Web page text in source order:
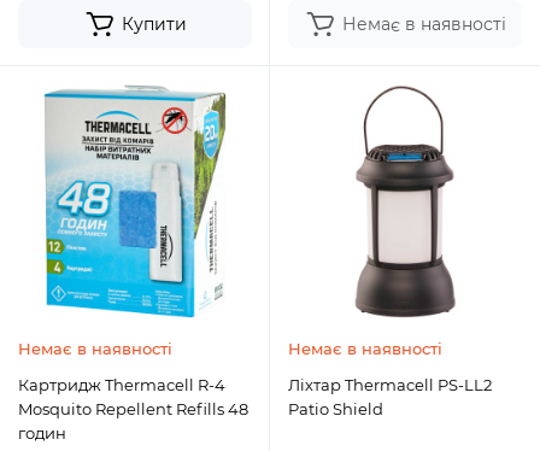
Купити Немає в наявності
Немає в наявності
Картридж Thermacell R-4
Mosquito Repellent Refills 48
годин
Немає в наявності
Ліхтар Thermacell PS-LL2
Patio Shield